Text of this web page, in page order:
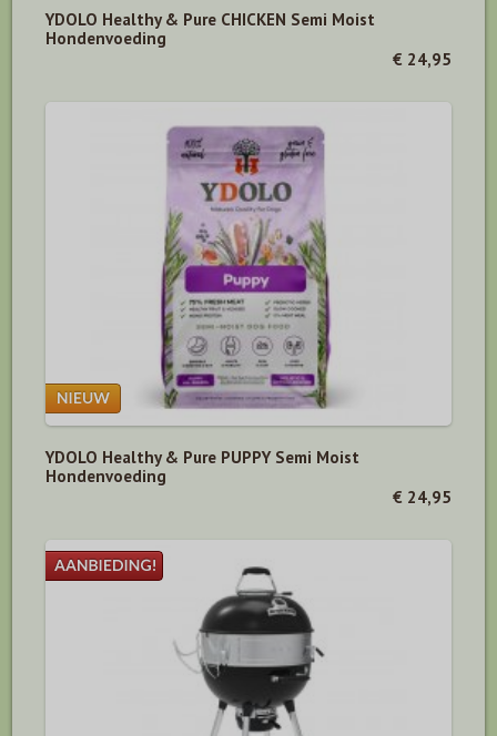
YDOLO Healthy & Pure CHICKEN Semi Moist
Hondenvoeding
€ 24,95
YDOLO Healthy & Pure PUPPY Semi Moist
Hondenvoeding
€ 24,95